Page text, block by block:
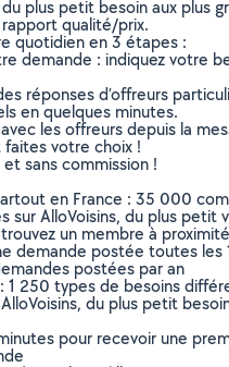
plus petit besoin aux plus
qualité/prix.
quotidien en 3 étapes :
demande : indiquez votre
réponses d’offreurs
en quelques minutes.
les offreurs depuis la
votre choix !
sans commission !
en France : 35 000
sur AlloVoisins, du plus petit
un membre à
demande postée toutes les
postées par an
1 250 types de besoins
du plus petit
pour recevoir une